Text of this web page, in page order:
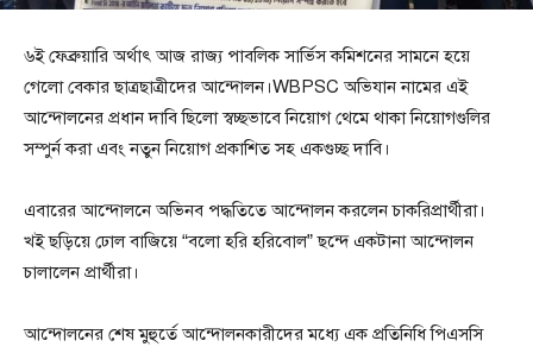
৬ই ফেব্রুয়ারি অর্থাৎ আজ রাজ্য পাবলিক সার্ভিস কমিশনের সামনে হয়ে
গেলো বেকার ছাত্রছাত্রীদের আন্দোলন।WBPSC অভিযান নামের এই
আন্দোলনের প্রধান দাবি ছিলো স্বচ্ছভাবে নিয়োগ থেমে থাকা নিয়োগগুলির
সম্পুর্ন করা এবং নতুন নিয়োগ প্রকাশিত সহ একগুচ্ছ দাবি।
এবারের আন্দোলনে অভিনব পদ্ধতিতে আন্দোলন করলেন চাকরিপ্রার্থীরা।
খই ছড়িয়ে ঢোল বাজিয়ে “বলো হরি হরিবোল” ছন্দে একটানা আন্দোলন
চালালেন প্রার্থীরা।
আন্দোলনের শেষ মুহুর্তে আন্দোলনকারীদের মধ্যে এক প্রতিনিধি পিএসসি